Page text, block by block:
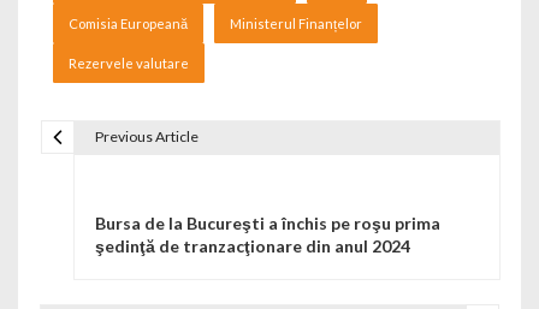
Comisia Europeană Ministerul Finanțelor
Rezervele valutare
Previous Article
Bursa de la Bucureşti a închis pe roşu prima
şedinţă de tranzacţionare din anul 2024